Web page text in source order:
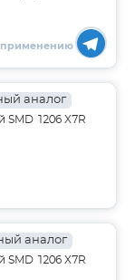
применению
аналог
SMD 1206 X7R
аналог
SMD 1206 X7R